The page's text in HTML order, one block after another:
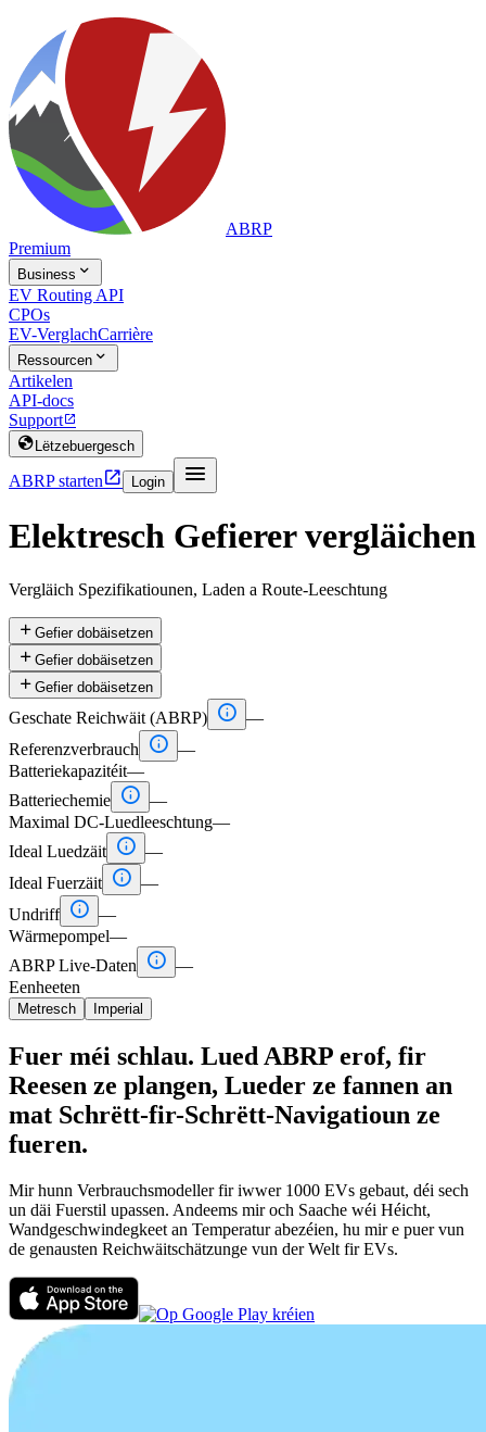
ABRP
Premium
Business 
EV Routing API
CPOs
EV-VerglachCarrière
Ressourcen 
Artikelen
API-docs
Support
 Lëtzebuergesch
ABRP starten Login 
Elektresch Gefierer vergläichen
Vergläich Spezifikatiounen, Laden a Route-Leeschtung
 Gefier dobäisetzen
 Gefier dobäisetzen
 Gefier dobäisetzen
Geschate Reichwäit (ABRP)  —
Referenzverbrauch
 —
Batteriekapazitéit—
Batteriechemie  —
Maximal DC-Luedleeschtung—
Ideal Luedzäit  —
Ideal Fuerzäit  —
Undriff  —
Wärmepompel—
ABRP Live-Daten
 —
Eenheeten
Metresch Imperial
Fuer méi schlau. Lued ABRP erof, fir
Reesen ze plangen, Lueder ze fannen an
mat Schrëtt-fir-Schrëtt-Navigatioun ze
fueren.
Mir hunn Verbrauchsmodeller fir iwwer 1000 EVs gebaut, déi sech
un däi Fuerstil upassen. Andeems mir och Saache wéi Héicht,
Wandgeschwindegkeet an Temperatur abezéien, hu mir e puer vun
de genausten Reichwäitschätzunge vun der Welt fir EVs.